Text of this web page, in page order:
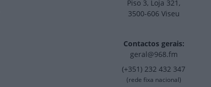
Piso 3, Loja 321,
3500-606 Viseu
Contactos gerais:
geral@968.fm
(+351) 232 432 347
(rede fixa nacional)